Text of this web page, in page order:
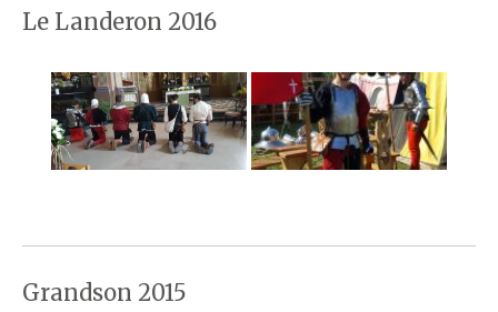
Le Landeron 2016
Grandson 2015